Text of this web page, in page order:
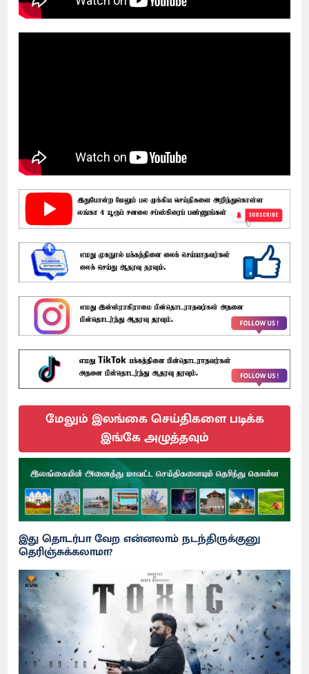
மேலும் இலங்கை செய்திகளை படிக்க
இங்கே அழுத்தவும்
இது தொடர்பா வேற என்னலாம் நடந்திருக்குனு
தெரிஞ்சுக்கலாமா?